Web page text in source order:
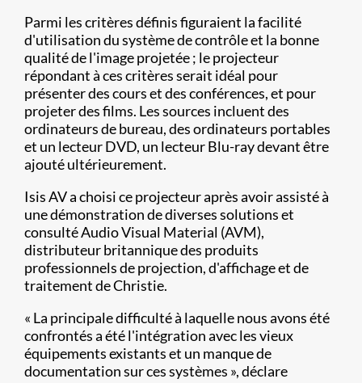
Parmi les critères définis figuraient la facilité
d'utilisation du système de contrôle et la bonne
qualité de l'image projetée ; le projecteur
répondant à ces critères serait idéal pour
présenter des cours et des conférences, et pour
projeter des films. Les sources incluent des
ordinateurs de bureau, des ordinateurs portables
et un lecteur DVD, un lecteur Blu-ray devant être
ajouté ultérieurement.
Isis AV a choisi ce projecteur après avoir assisté à
une démonstration de diverses solutions et
consulté Audio Visual Material (AVM),
distributeur britannique des produits
professionnels de projection, d'affichage et de
traitement de Christie.
« La principale difficulté à laquelle nous avons été
confrontés a été l'intégration avec les vieux
équipements existants et un manque de
documentation sur ces systèmes », déclare